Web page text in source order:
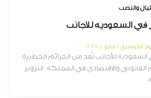
والنصب
في السعودية للأجانب
الدوسري / مايو 1, 2025
السعودية للأجانب تُعد من الجرائم الخطيرة
القانوني والاقتصادي في المملكة. التزوير